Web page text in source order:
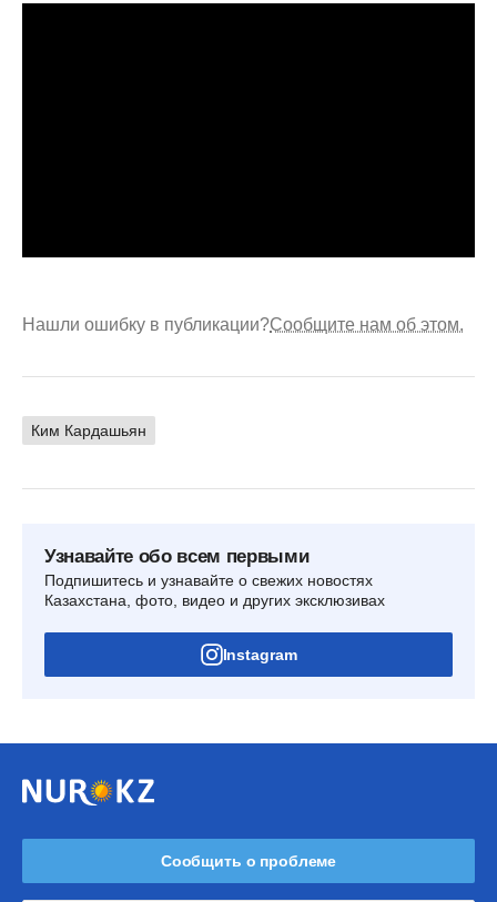
Нашли ошибку в публикации?Сообщите нам об этом.
Ким Кардашьян
Узнавайте обо всем первыми
Подпишитесь и узнавайте о свежих новостях
Казахстана, фото, видео и других эксклюзивах
Instagram
Сообщить о проблеме